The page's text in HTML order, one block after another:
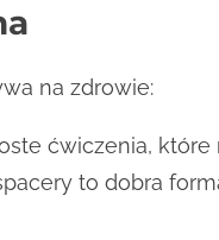
na zdrowie:
ćwiczenia,
to dobra